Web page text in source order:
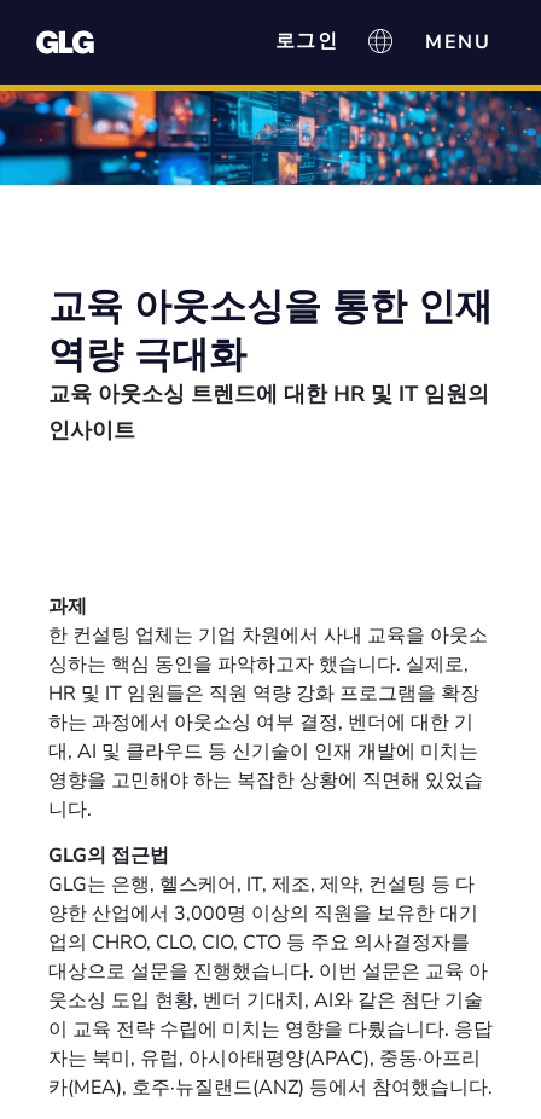
로그인
교육 아웃소싱을 통한 인재
역량 극대화
교육 아웃소싱 트렌드에 대한 HR 및 IT 임원의
인사이트
과제
한 컨설팅 업체는 기업 차원에서 사내 교육을 아웃소
싱하는 핵심 동인을 파악하고자 했습니다. 실제로,
HR 및 IT 임원들은 직원 역량 강화 프로그램을 확장
하는 과정에서 아웃소싱 여부 결정, 벤더에 대한 기
대, AI 및 클라우드 등 신기술이 인재 개발에 미치는
영향을 고민해야 하는 복잡한 상황에 직면해 있었습
니다.
GLG의 접근법
GLG는 은행, 헬스케어, IT, 제조, 제약, 컨설팅 등 다
양한 산업에서 3,000명 이상의 직원을 보유한 대기
업의 CHRO, CLO, CIO, CTO 등 주요 의사결정자를
대상으로 설문을 진행했습니다. 이번 설문은 교육 아
웃소싱 도입 현황, 벤더 기대치, AI와 같은 첨단 기술
이 교육 전략 수립에 미치는 영향을 다뤘습니다. 응답
자는 북미, 유럽, 아시아태평양(APAC), 중동·아프리
카(MEA), 호주·뉴질랜드(ANZ) 등에서 참여했습니다.